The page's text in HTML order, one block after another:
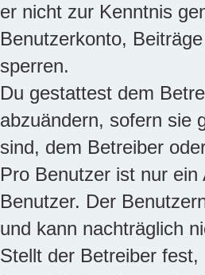
er nicht zur Kenntnis
Benutzerkonto,
sperren.
Du gestattest dem
abzuändern, sofern sie
sind, dem Betreiber
Pro Benutzer ist nur
Benutzer. Der
und kann nachträglich
Stellt der Betreiber